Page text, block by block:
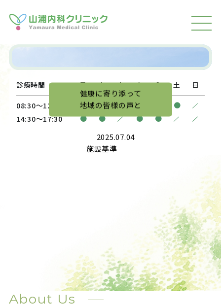
MEN
健康に寄り添って
地域の皆様の声と
診療時間 月 火 水 木 金 土 日
08:30〜12:00 ● ● ● ● ● /
14:30〜17:30 ● ● / ● ● / /
2025.07.04
施設基準
About Us